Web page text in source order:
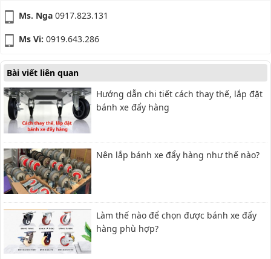
Ms. Nga 0917.823.131
Ms Vi: 0919.643.286
Bài viết liên quan
Hướng dẫn chi tiết cách thay thế, lắp đặt
bánh xe đẩy hàng
Nên lắp bánh xe đẩy hàng như thế nào?
Làm thế nào để chọn được bánh xe đẩy
hàng phù hợp?